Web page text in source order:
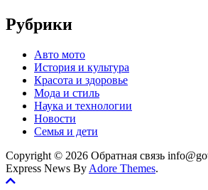
Рубрики
Авто мото
История и культура
Красота и здоровье
Мода и стиль
Наука и технологии
Новости
Семья и дети
Copyright © 2026 Обратная связь
Express News By Adore Themes.